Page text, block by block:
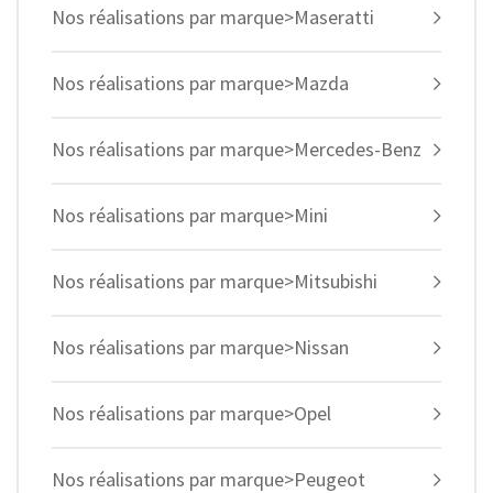
Nos réalisations par marque>Maseratti
Nos réalisations par marque>Mazda
Nos réalisations par marque>Mercedes-Benz
Nos réalisations par marque>Mini
Nos réalisations par marque>Mitsubishi
Nos réalisations par marque>Nissan
Nos réalisations par marque>Opel
Nos réalisations par marque>Peugeot